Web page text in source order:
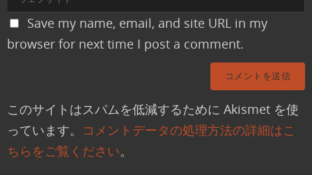
Save my name, email, and site URL in my
browser for next time I post a comment.
このサイトはスパムを低減するために Akismet を使
っています。
コメントデータの処理方法の詳細はこ
ちらをご覧ください。